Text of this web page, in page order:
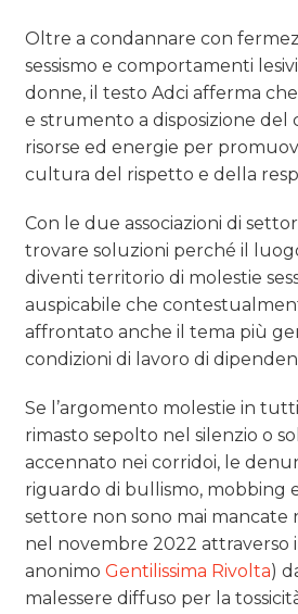
Oltre a condannare con
sessismo e comportamenti
donne, il testo Adci afferma
e strumento a disposizione
risorse ed energie per
cultura del rispetto e della
Con le due associazioni di
trovare soluzioni perché il
diventi territorio di molestie
auspicabile che
affrontato anche il tema più
condizioni di lavoro di
Se l’argomento molestie in
rimasto sepolto nel silenzio o
accennato nei corridoi, le
riguardo di bullismo, mobbing
settore non sono mai mancate
nel novembre 2022 attraverso
anonimoGentilissima Rivolta)
malessere diffuso per la